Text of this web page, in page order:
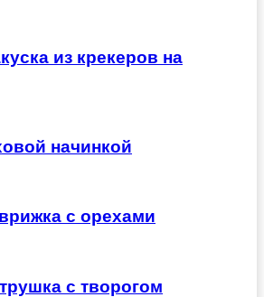
из крекеров на
начинкой
с орехами
с творогом